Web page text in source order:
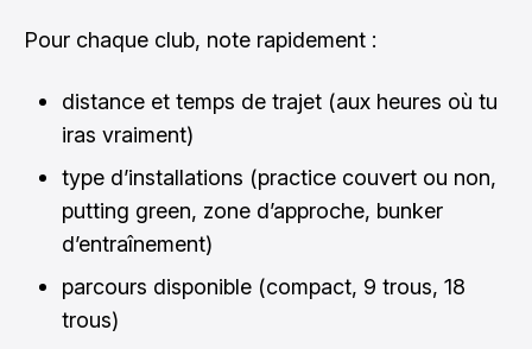
Pour chaque club, note rapidement :
distance et temps de trajet (aux heures où tu
iras vraiment)
type d’installations (practice couvert ou non,
putting green, zone d’approche, bunker
d’entraînement)
parcours disponible (compact, 9 trous, 18
trous)